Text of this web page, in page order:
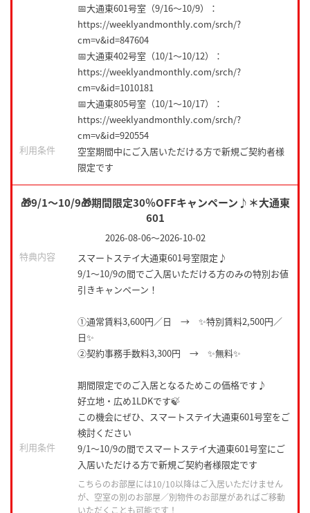
📅大通東601号室（9/16〜10/9）：
https://weeklyandmonthly.com/srch/?
cm=v&id=847604
📅大通東402号室（10/1〜10/12）：
https://weeklyandmonthly.com/srch/?
cm=v&id=1010181
📅大通東805号室（10/1〜10/17）：
https://weeklyandmonthly.com/srch/?
cm=v&id=920554
利用条件
空室期間中にご入居いただける方で新規ご契約者様
限定です
🎁9/1～10/9🎁期間限定30％OFFキャンペーン♪＊大通東
601
2026-08-06～2026-10-02
特典内容
スマートステイ大通東601号室限定♪
9/1～10/9の間でご入居いただける方のみの特別お値
引きキャンペーン！
①通常賃料3,600円／日 → ✨特別賃料2,500円／
日✨
②契約事務手数料3,300円 → ✨無料✨
期間限定でのご入居となるためこの価格です♪
好立地・広め1LDKです🍃
この機会にぜひ、スマートステイ大通東601号室をご
検討ください
利用条件
9/1～10/9の間でスマートステイ大通東601号室にご
入居いただける方で新規ご契約者様限定です
こちらのお部屋には10/10以降はご入居いただけません
が、空室の別のお部屋／別物件のお部屋があればご移動
いただくことも可能です！